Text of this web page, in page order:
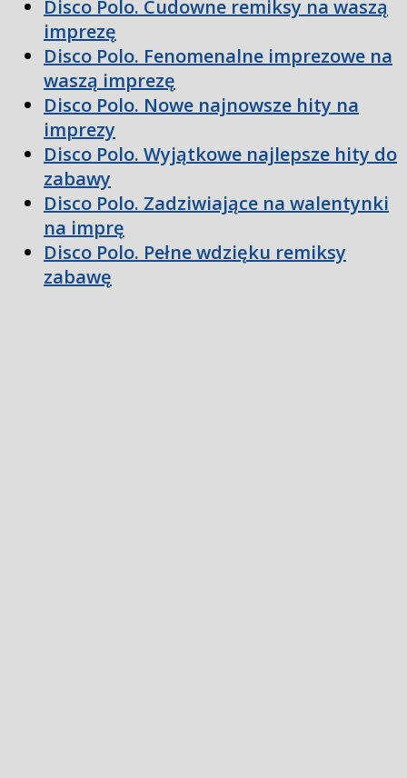
Disco Polo. Cudowne remiksy na waszą
imprezę
Disco Polo. Fenomenalne imprezowe na
waszą imprezę
Disco Polo. Nowe najnowsze hity na
imprezy
Disco Polo. Wyjątkowe najlepsze hity do
zabawy
Disco Polo. Zadziwiające na walentynki
na imprę
Disco Polo. Pełne wdzięku remiksy
zabawę